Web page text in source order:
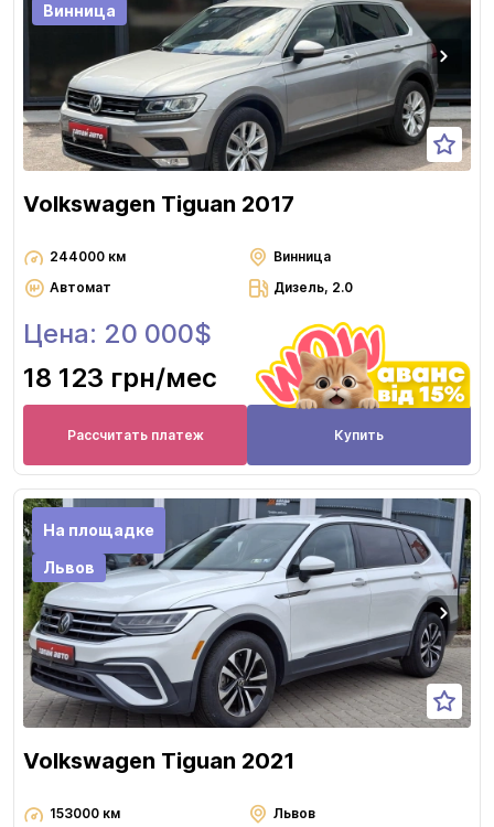
Винница
Volkswagen Tiguan 2017
244000 км
Винница
Автомат
Дизель, 2.0
Цена: 20 000$
18 123 грн/мес
Рассчитать платеж Купить
На площадке
Львов
Volkswagen Tiguan 2021
153000 км Львов